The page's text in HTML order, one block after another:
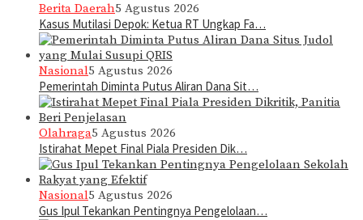
Berita Daerah5 Agustus 2026
Kasus Mutilasi Depok: Ketua RT Ungkap Fa…
Nasional5 Agustus 2026
Pemerintah Diminta Putus Aliran Dana Sit…
Olahraga5 Agustus 2026
Istirahat Mepet Final Piala Presiden Dik…
Nasional5 Agustus 2026
Gus Ipul Tekankan Pentingnya Pengelolaan…